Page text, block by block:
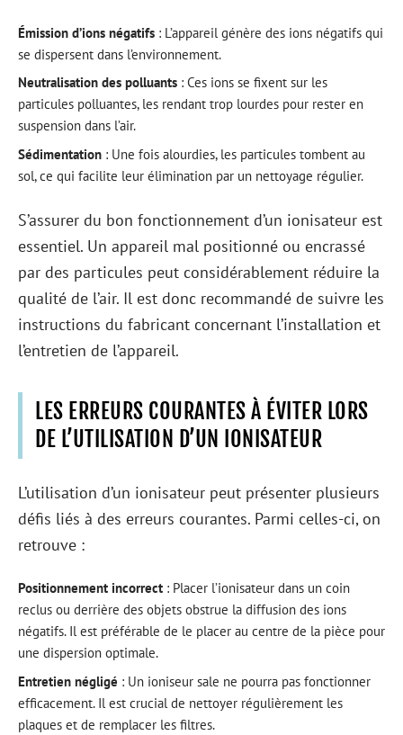
Émission d’ions négatifs : L’appareil génère des ions négatifs qui
se dispersent dans l’environnement.
Neutralisation des polluants : Ces ions se fixent sur les
particules polluantes, les rendant trop lourdes pour rester en
suspension dans l’air.
Sédimentation : Une fois alourdies, les particules tombent au
sol, ce qui facilite leur élimination par un nettoyage régulier.
S’assurer du bon fonctionnement d’un ionisateur est
essentiel. Un appareil mal positionné ou encrassé
par des particules peut considérablement réduire la
qualité de l’air. Il est donc recommandé de suivre les
instructions du fabricant concernant l’installation et
l’entretien de l’appareil.
LES ERREURS COURANTES À ÉVITER LORS
DE L’UTILISATION D’UN IONISATEUR
L’utilisation d’un ionisateur peut présenter plusieurs
défis liés à des erreurs courantes. Parmi celles-ci, on
retrouve :
Positionnement incorrect : Placer l’ionisateur dans un coin
reclus ou derrière des objets obstrue la diffusion des ions
négatifs. Il est préférable de le placer au centre de la pièce pour
une dispersion optimale.
Entretien négligé : Un ioniseur sale ne pourra pas fonctionner
efficacement. Il est crucial de nettoyer régulièrement les
plaques et de remplacer les filtres.